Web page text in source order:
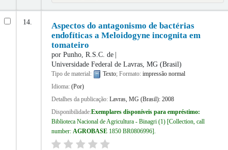
14.
Aspectos do antagonismo de bactérias
endofíticas a Meloidogyne incognita em
tomateiro
por Punho, R.S.C. de
Universidade Federal de Lavras, MG (Brasil)
Tipo de material: Texto; Formato: impressão normal
Idioma: (Por)
Detalhes da publicação: Lavras, MG (Brasil): 2008
Disponibilidade:Exemplares disponíveis para empréstimo:
Biblioteca Nacional de Agricultura - Binagri(1) Collection, call
number: AGROBASE 1850 BR0806996 .